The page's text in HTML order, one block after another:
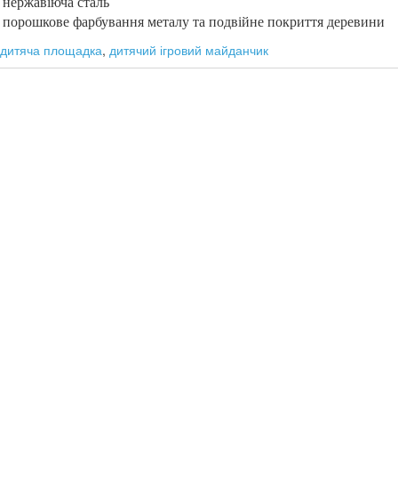
порошкове фарбування металу та подвійне покриття деревини
дитяча площадка, дитячий ігровий майданчик